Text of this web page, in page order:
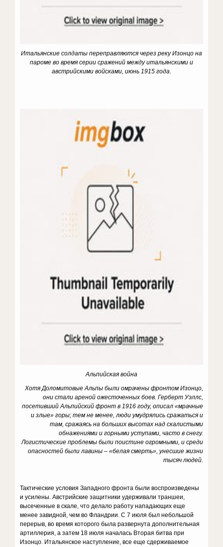
Итальянские солдаты переправляются через реку Изонцо на
пароме во время серии сражений между итальянскими и
австрийскими войсками, июнь 1915 года.
Альпийская война
Хотя Доломитовые Альпы были омрачены фронтом Изонцо,
они стали ареной ожесточенных боев. Герберт Уэллс,
посетивший Альпийский фронт в 1916 году, описал «мрачные
и злые» горы; тем не менее, люди умудрялись сражаться и
там, сражаясь на больших высотах над скалистыми
обнажениями и горными уступами, часто в снегу.
Логистические проблемы были поистине огромными, и среди
опасностей были лавины – «белая смерть», унесшие жизни
тысяч людей.
Тактические условия Западного фронта были воспроизведены
и усилены. Австрийские защитники удерживали траншеи,
высеченные в скале, что делало работу нападающих еще
менее завидной, чем во Фландрии. С 7 июля был небольшой
перерыв, во время которого была развернута дополнительная
артиллерия, а затем 18 июля началась Вторая битва при
Изонцо. Итальянское наступление, все еще сдерживаемое